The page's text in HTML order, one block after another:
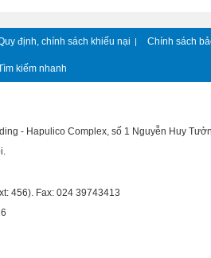
định, chính sách khiếu nại | Chính sách
kiếm nhanh
- Hapulico Complex, số 1 Nguyễn Huy
456). Fax: 024 39743413